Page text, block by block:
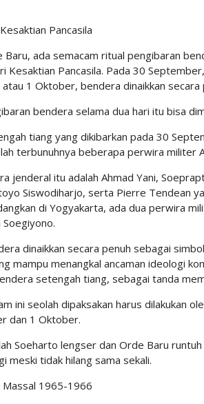
Pancasila
Baru, ada semacam ritual pengibaran
Kesaktian Pancasila. Pada 30
atau 1 Oktober, bendera dinaikkan secara
bendera selama dua hari itu bisa
tiang yang dikibarkan pada 30
terbunuhnya beberapa perwira militer
jenderal itu adalah Ahmad Yani,
Siswodiharjo, serta Pierre Tendean
di Yogyakarta, ada dua perwira
dinaikkan secara penuh sebagai
mampu menangkal ancaman ideologi
setengah tiang, sebagai tanda
ini seolah dipaksakan harus dilakukan
dan 1 Oktober.
Soeharto lengser dan Orde Baru
meski tidak hilang sama sekali.
Massal 1965-1966